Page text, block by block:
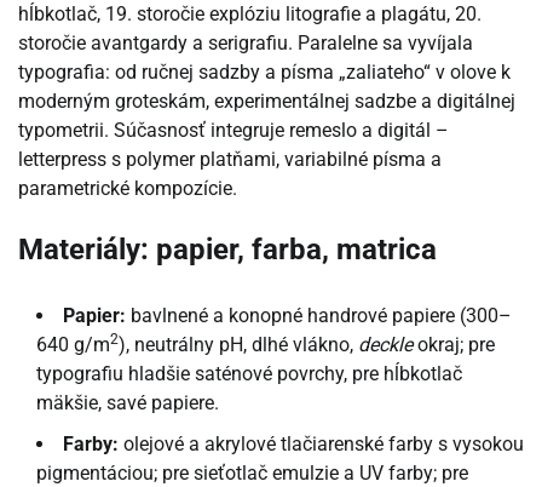
hĺbkotlač, 19. storočie explóziu litografie a plagátu, 20.
storočie avantgardy a serigrafiu. Paralelne sa vyvíjala
typografia: od ručnej sadzby a písma „zaliateho“ v olove k
moderným groteskám, experimentálnej sadzbe a digitálnej
typometrii. Súčasnosť integruje remeslo a digitál –
letterpress s polymer platňami, variabilné písma a
parametrické kompozície.
Materiály: papier, farba, matrica
Papier: bavlnené a konopné handrové papiere (300–
640 g/m2), neutrálny pH, dlhé vlákno, deckleokraj; pre
typografiu hladšie saténové povrchy, pre hĺbkotlač
mäkšie, savé papiere.
Farby: olejové a akrylové tlačiarenské farby s vysokou
pigmentáciou; pre sieťotlač emulzie a UV farby; pre